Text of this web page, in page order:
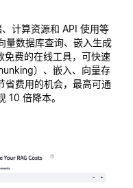
计算资源和 API 使用等
量数据库查询、嵌入生成
免费的在线工具，可快速
）、嵌入、向量存
省费用的机会，最高可通
10 倍降本。